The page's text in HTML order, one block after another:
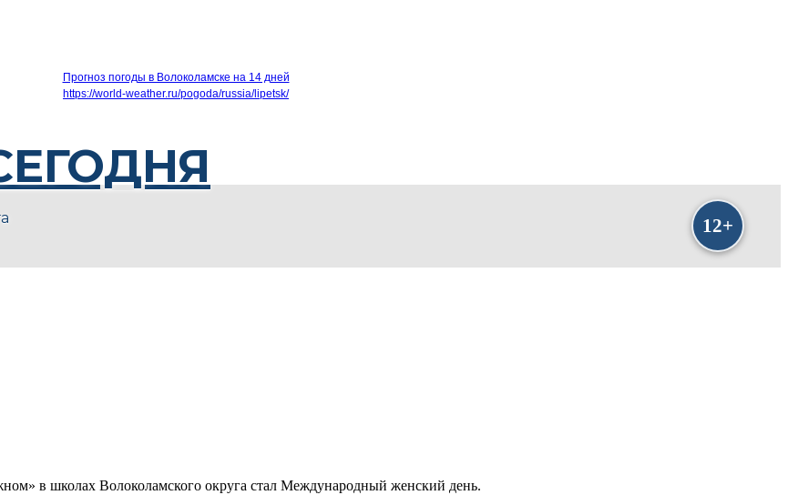
Прогноз погоды в Волоколамске на 14 дней
https://world-weather.ru/pogoda/russia/lipetsk/
в школах Волоколамского округа стал Международный женский день.